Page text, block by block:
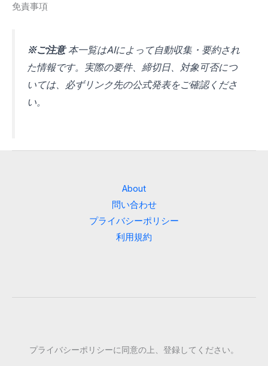
免責事項
※ご注意本一覧はAIによって自動収集・要約され
た情報です。実際の要件、締切日、対象可否につ
いては、必ずリンク先の公式発表をご確認くださ
い。
About
問い合わせ
プライバシーポリシー
利用規約
プライバシーポリシーに同意の上、登録してください。